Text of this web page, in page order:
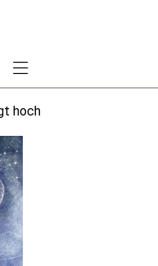
hoch